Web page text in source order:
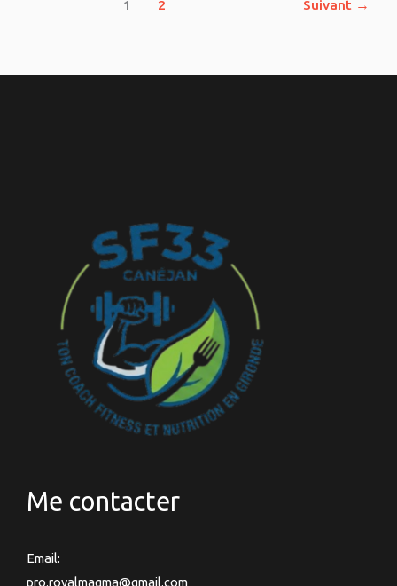
1 2 Suivant →
Me contacter
Email:
pro.royalmagma@gmail.com